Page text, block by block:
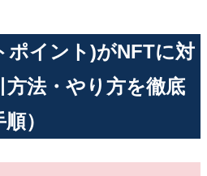
ポイント)がNFTに対
方法・やり方を徹底
）